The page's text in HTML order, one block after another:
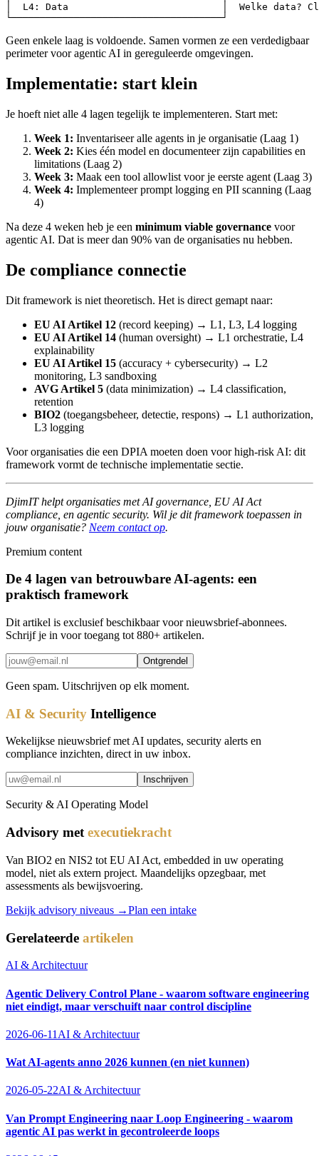
│  L4: Data                           │  Welke data?
Geen enkele laag is voldoende. Samen vormen ze een verdedigbaar
perimeter voor agentic AI in gereguleerde omgevingen.
Implementatie: start klein
Je hoeft niet alle 4 lagen tegelijk te implementeren. Start met:
Week 1: Inventariseer alle agents in je organisatie (Laag 1)
Week 2: Kies één model en documenteer zijn capabilities en
limitations (Laag 2)
Week 3: Maak een tool allowlist voor je eerste agent (Laag 3)
Week 4: Implementeer prompt logging en PII scanning (Laag
4)
Na deze 4 weken heb je een minimum viable governance voor
agentic AI. Dat is meer dan 90% van de organisaties nu hebben.
De compliance connectie
Dit framework is niet theoretisch. Het is direct gemapt naar:
EU AI Artikel 12 (record keeping) → L1, L3, L4 logging
EU AI Artikel 14 (human oversight) → L1 orchestratie, L4
explainability
EU AI Artikel 15 (accuracy + cybersecurity) → L2
monitoring, L3 sandboxing
AVG Artikel 5 (data minimization) → L4 classification,
retention
BIO2 (toegangsbeheer, detectie, respons) → L1 authorization,
L3 logging
Voor organisaties die een DPIA moeten doen voor high-risk AI: dit
framework vormt de technische implementatie sectie.
DjimIT helpt organisaties met AI governance, EU AI Act
compliance, en agentic security. Wil je dit framework toepassen in
jouw organisatie? Neem contact op.
Premium content
De 4 lagen van betrouwbare AI-agents: een
praktisch framework
Dit artikel is exclusief beschikbaar voor nieuwsbrief-abonnees.
Schrijf je in voor toegang tot 880+ artikelen.
Ontgrendel
Geen spam. Uitschrijven op elk moment.
AI & Security Intelligence
Wekelijkse nieuwsbrief met AI updates, security alerts en
compliance inzichten, direct in uw inbox.
Inschrijven
Security & AI Operating Model
Advisory met executiekracht
Van BIO2 en NIS2 tot EU AI Act, embedded in uw operating
model, niet als extern project. Maandelijks opzegbaar, met
assessments als bewijsvoering.
Bekijk advisory niveaus →Plan een intake
Gerelateerde artikelen
AI & Architectuur
Agentic Delivery Control Plane - waarom software engineering
niet eindigt, maar verschuift naar control discipline
2026-06-11 AI & Architectuur
Wat AI-agents anno 2026 kunnen (en niet kunnen)
2026-05-22AI & Architectuur
Van Prompt Engineering naar Loop Engineering - waarom
agentic AI pas werkt in gecontroleerde loops